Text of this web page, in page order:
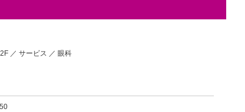
2F ／ サービス ／ 眼科